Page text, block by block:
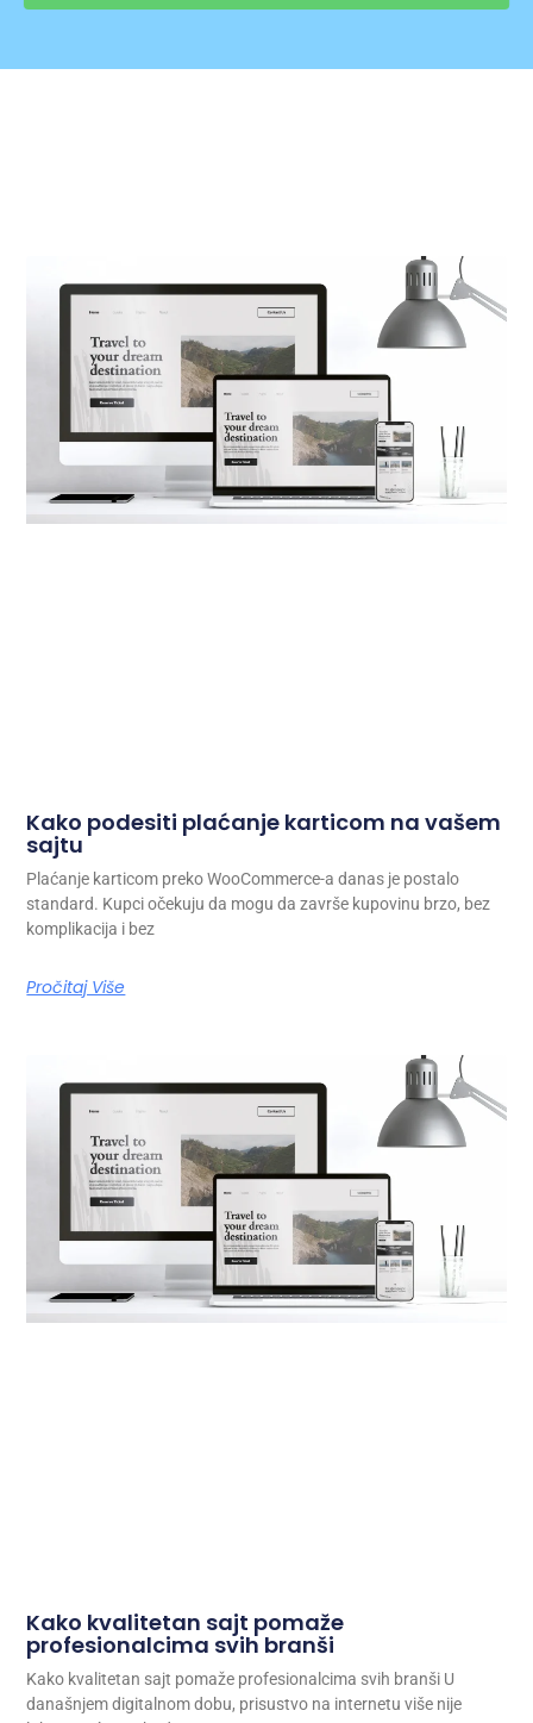
Kako podesiti plaćanje karticom na vašem
sajtu
Plaćanje karticom preko WooCommerce-a danas je postalo
standard. Kupci očekuju da mogu da završe kupovinu brzo, bez
komplikacija i bez
Pročitaj Više
Kako kvalitetan sajt pomaže
profesionalcima svih branši
Kako kvalitetan sajt pomaže profesionalcima svih branši U
današnjem digitalnom dobu, prisustvo na internetu više nije